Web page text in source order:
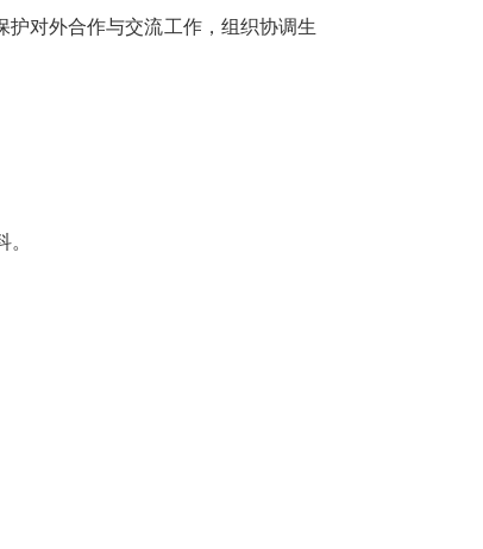
护对外合作与交流工作，组织协调生